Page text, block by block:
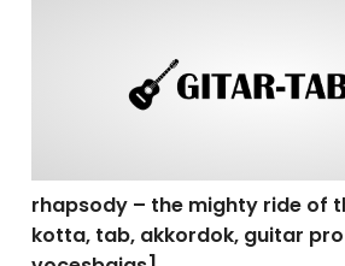
rhapsody – the mighty ride of
kotta, tab, akkordok, guitar